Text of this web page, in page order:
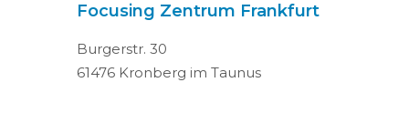
Focusing Zentrum Frankfurt
Burgerstr. 30
61476 Kronberg im Taunus